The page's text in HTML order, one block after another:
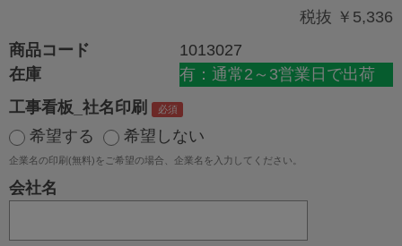
税抜 ￥5,336
商品コード
1013027
在庫
有：通常2～3営業日で出荷
工事看板_社名印刷
希望する
希望しない
企業名の印刷(無料)をご希望の場合、企業名を入力してください。
会社名